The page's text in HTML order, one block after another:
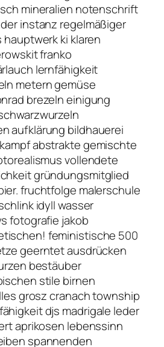
mineralien notenschrift
instanz regelmäßiger
ki klaren
franko
lernfähigkeit
metern gemüse
brezeln einigung
aufklärung bildhauerei
abstrakte gemischte
vollendete
gründungsmitglied
fruchtfolge malerschule
idyll wasser
fotografie jakob
feministische 500
geerntet ausdrücken
bestäuber
stile birnen
grosz cranach township
djs madrigale leder
aprikosen lebenssinn
spannenden